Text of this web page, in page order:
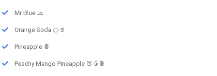
Mr Blue 🧢
Orange Soda 🍊🥤
Pineapple 🍍
Peachy Mango Pineapple 🍑🥭🍍